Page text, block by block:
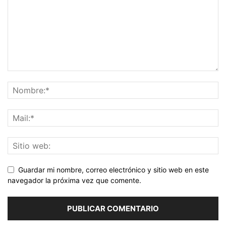
Guardar mi nombre, correo electrónico y sitio web en este
navegador la próxima vez que comente.